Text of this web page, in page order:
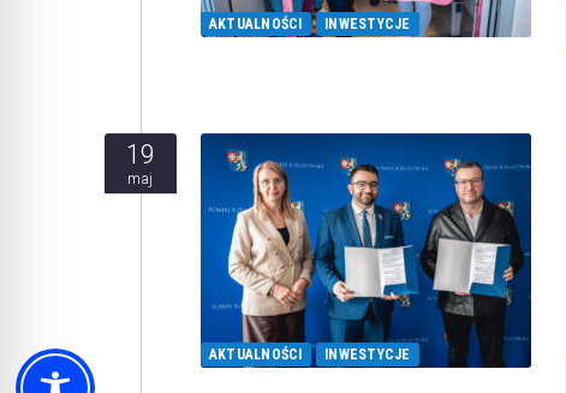
AKTUALNOŚCI INWESTYCJE
19
maj
AKTUALNOŚCI INWESTYCJE